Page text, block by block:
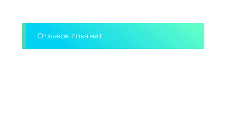
Отзывов пока нет